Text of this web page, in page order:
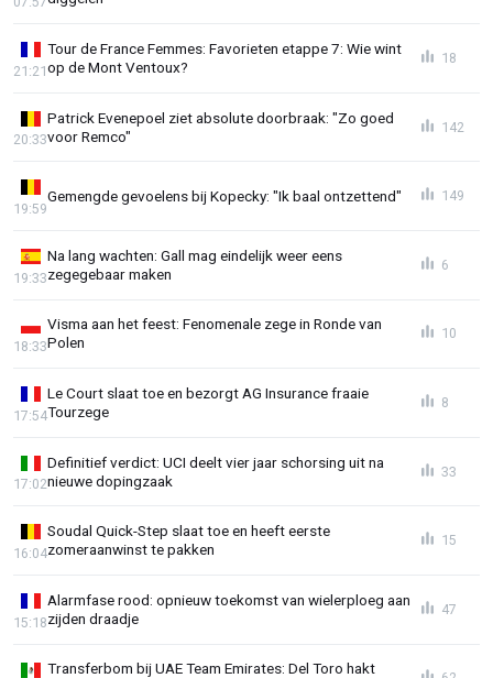
Tour de France Femmes: Favorieten etappe 7: Wie wint
op de Mont Ventoux?
21:21
18
Patrick Evenepoel ziet absolute doorbraak: "Zo goed
voor Remco"
20:33
142
Gemengde gevoelens bij Kopecky: "Ik baal ontzettend"
19:59
149
Na lang wachten: Gall mag eindelijk weer eens
zegegebaar maken
19:33
6
Visma aan het feest: Fenomenale zege in Ronde van
Polen
18:33
10
Le Court slaat toe en bezorgt AG Insurance fraaie
Tourzege
17:54
8
Definitief verdict: UCI deelt vier jaar schorsing uit na
nieuwe dopingzaak
17:02
33
Soudal Quick-Step slaat toe en heeft eerste
zomeraanwinst te pakken
16:04
15
Alarmfase rood: opnieuw toekomst van wielerploeg aan
zijden draadje
15:18
47
Transferbom bij UAE Team Emirates: Del Toro hakt